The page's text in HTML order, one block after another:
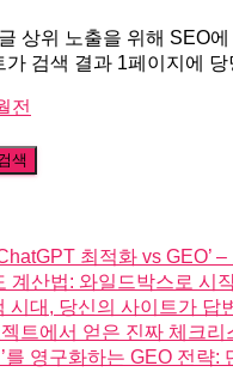
상위 노출을 위해 SEO
검색 결과 1페이지에
전
색
최적화 vs GEO’
계산법: 와일드박스로 시
시대, 당신의 사이트가
트에서 얻은 진짜 체크리
를 영구화하는 GEO 전략: